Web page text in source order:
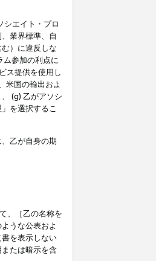
シエイト・プロ
業界標準、自
）に違反しな
ム参加の利点に
ス提供を使用し
米国の輸出およ
(g) 乙がアソシ
を選択するこ
乙が自身の期
、［乙の名称を
うな公表およ
を表示しない
たは暗示を含